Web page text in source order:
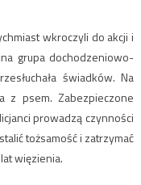
wkroczyli do akcji i
grupa dochodzeniowo-
świadków. Na
z psem. Zabezpieczone
prowadzą czynności
tożsamość i zatrzymać
więzienia.